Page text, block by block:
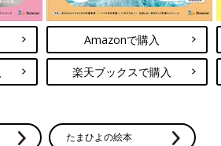
Amazonで購入
楽天ブックスで購入
たまひよの絵本